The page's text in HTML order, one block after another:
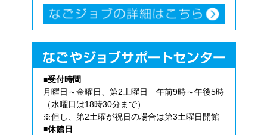
■受付時間
月曜日～金曜日、第2土曜日 午前9時～午後5時
（水曜日は18時30分まで）
※但し、第2土曜が祝日の場合は第3土曜日開館
■休館日